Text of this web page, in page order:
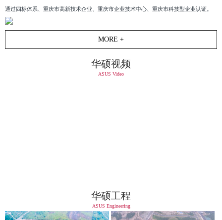
通过四标体系、重庆市高新技术企业、重庆市企业技术中心、重庆市科技型企业认证。
MORE +
华硕视频
ASUS Video
华硕工程
ASUS Engineering